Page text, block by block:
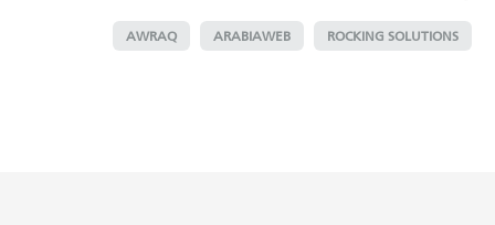
ROCKING SOLUTIONS
ARABIAWEB
AWRAQ